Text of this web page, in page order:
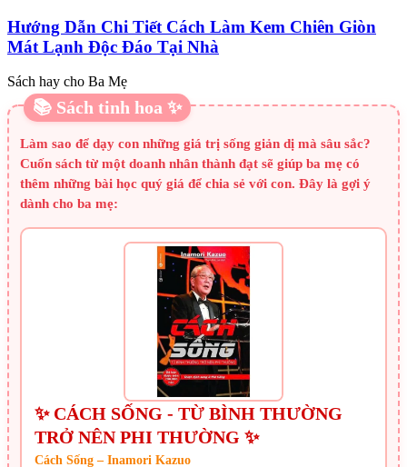
Hướng Dẫn Chi Tiết Cách Làm Kem Chiên Giòn
Mát Lạnh Độc Đáo Tại Nhà
Sách hay cho Ba Mẹ
📚 Sách tinh hoa ✨
Làm sao để dạy con những giá trị sống giản dị mà sâu sắc?
Cuốn sách từ một doanh nhân thành đạt sẽ giúp ba mẹ có
thêm những bài học quý giá để chia sẻ với con. Đây là gợi ý
dành cho ba mẹ:
✨ CÁCH SỐNG - TỪ BÌNH THƯỜNG
TRỞ NÊN PHI THƯỜNG ✨
Cách Sống – Inamori Kazuo